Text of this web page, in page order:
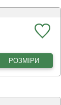
РОЗМІРИ